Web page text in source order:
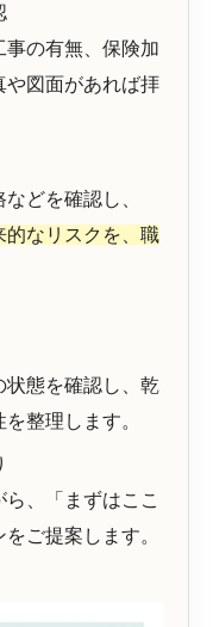
の有無、保険加
や図面があれば拝
どを確認し、
的なリスクを、職
状態を確認し、乾
整理します。
、「まずはここ
ご提案します。